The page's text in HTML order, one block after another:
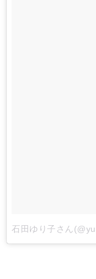
石田ゆり子さん